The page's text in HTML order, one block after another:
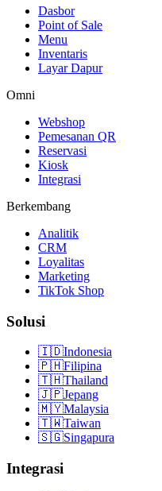
Dasbor
Point of Sale
Menu
Inventaris
Layar Dapur
Omni
Webshop
Pemesanan QR
Reservasi
Kiosk
Integrasi
Berkembang
Analitik
CRM
Loyalitas
Marketing
TikTok Shop
Solusi
🇮🇩Indonesia
🇵🇭Filipina
🇹🇭Thailand
🇯🇵Jepang
🇲🇾Malaysia
🇹🇼Taiwan
🇸🇬Singapura
Integrasi